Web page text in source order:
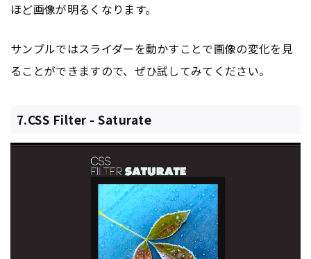
ほど画像が明るくなります。
サンプルではスライダーを動かすことで画像の変化を見
ることができますので、ぜひ試してみてください。
7.CSS Filter - Saturate